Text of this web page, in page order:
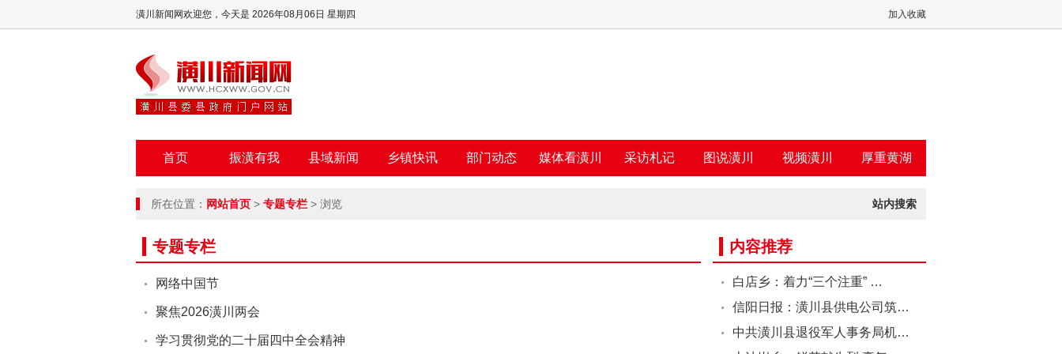
加入收藏
潢川新闻网欢迎您， 今天是 2026年08月06日 星期四
首页 振潢有我 县域新闻 乡镇快讯 部门动态 媒体看潢川 采访札记 图说潢川 视频潢川 厚重黄湖
站内搜索
所在位置： 网站首页 > 专题专栏 > 浏览
专题专栏
网络中国节
聚焦2026潢川两会
学习贯彻党的二十届四中全会精神
内容推荐
白店乡：着力“三个注重” …
信阳日报：潢川县供电公司筑…
中共潢川县退役军人事务局机…